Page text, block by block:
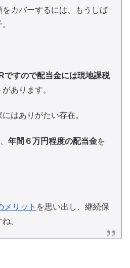
カバーするには、もうしば
ですので配当金には現地課税
があります。
はありがたい存在。
年間６万円程度の配当金を
メリット を思い出し、継続保
。